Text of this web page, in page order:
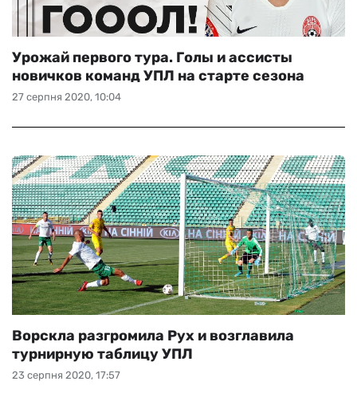
27 серпня 2020, 10:04
Урожай первого тура. Голы и ассисты
новичков команд УПЛ на старте сезона
23 серпня 2020, 17:57
Ворскла разгромила Рух и возглавила
турнирную таблицу УПЛ